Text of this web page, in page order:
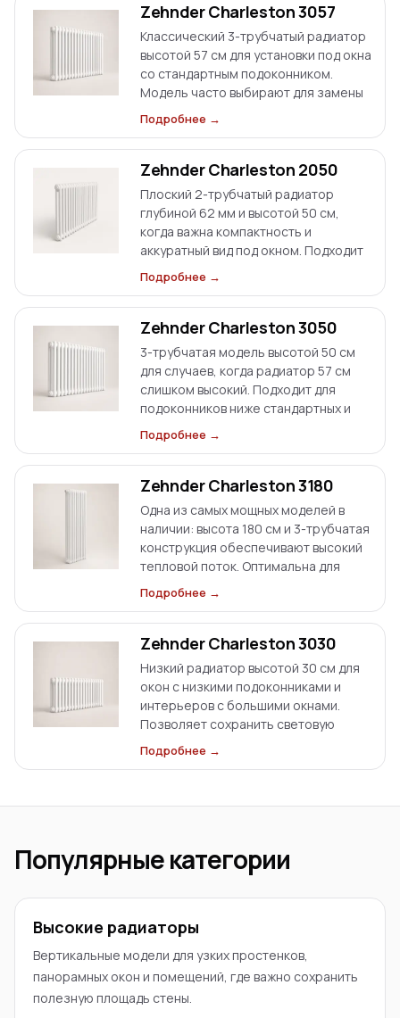
Zehnder Charleston 3057
Классический 3-трубчатый радиатор
высотой 57 см для установки под окна
со стандартным подоконником.
Модель часто выбирают для замены
старых батарей без переноса труб и
изменения схемы подключения.
Подробнее →
Zehnder Charleston 2050
Плоский 2-трубчатый радиатор
глубиной 62 мм и высотой 50 см,
когда важна компактность и
аккуратный вид под окном. Подходит
для помещений с ограниченным
пространством у стены и узких
проходов.
Подробнее →
Zehnder Charleston 3050
3-трубчатая модель высотой 50 см
для случаев, когда радиатор 57 см
слишком высокий. Подходит для
подоконников ниже стандартных и
дает более высокую теплоотдачу,
чем 2-трубчатые версии при близкой
длине.
Подробнее →
Zehnder Charleston 3180
Одна из самых мощных моделей в
наличии: высота 180 см и 3-трубчатая
конструкция обеспечивают высокий
тепловой поток. Оптимальна для
просторных помещений и зон, где
нужен заметный запас по
отопительной мощности.
Подробнее →
Zehnder Charleston 3030
Низкий радиатор высотой 30 см для
окон с низкими подоконниками и
интерьеров с большими окнами.
Позволяет сохранить световую
линию остекления и получить
полноценное отопление; доступны
Подробнее →
Популярные категории
Высокие радиаторы
Вертикальные модели для узких простенков,
панорамных окон и помещений, где важно сохранить
полезную площадь стены.